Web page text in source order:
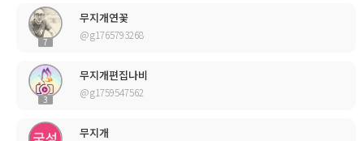
7
무지개연꽃
@g1765793268
3
무지개편집나비
@g1759547562
무지개